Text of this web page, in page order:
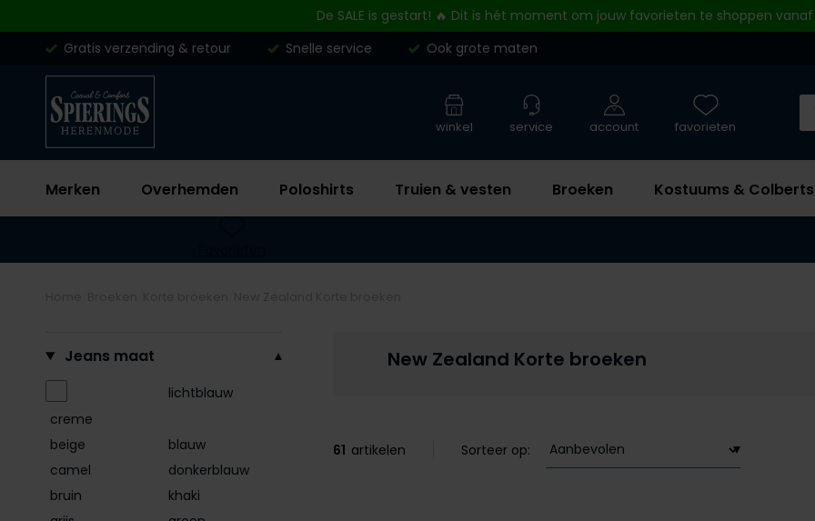
De SALE is gestart! 🔥 Dit is hét moment om jouw favorieten te shoppen vanaf
Gratis verzending & retour
Snelle service Ook grote maten
Merken Overhemden Poloshirts Truien & vesten Broeken Kostuums & Colberts
winkel service account favorieten
New Zealand Korte broeken
Jeans maat
creme
lichtblauw
beige
blauw
camel
donkerblauw
bruin
khaki
61 artikelen Sorteer op: